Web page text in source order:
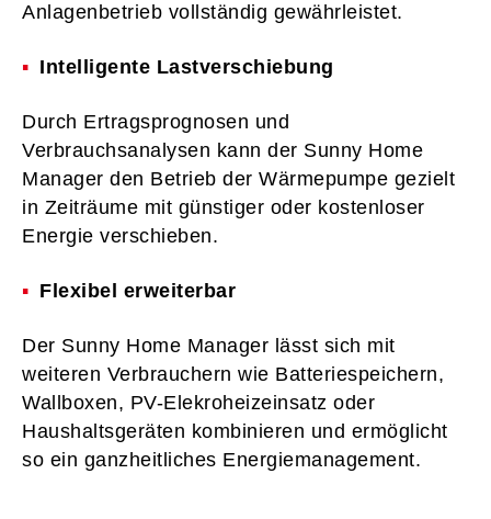
Anlagenbetrieb vollständig gewährleistet.
Intelligente Lastverschiebung
Durch Ertragsprognosen und
Verbrauchsanalysen kann der Sunny Home
Manager den Betrieb der Wärmepumpe gezielt
in Zeiträume mit günstiger oder kostenloser
Energie verschieben.
Flexibel erweiterbar
Der Sunny Home Manager lässt sich mit
weiteren Verbrauchern wie Batteriespeichern,
Wallboxen, PV-Elekroheizeinsatz oder
Haushaltsgeräten kombinieren und ermöglicht
so ein ganzheitliches Energiemanagement.